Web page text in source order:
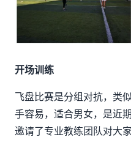
开场训练
飞盘比赛是分组对抗， 类
手容易，适合男女，是近
邀请了专业教练团队对大